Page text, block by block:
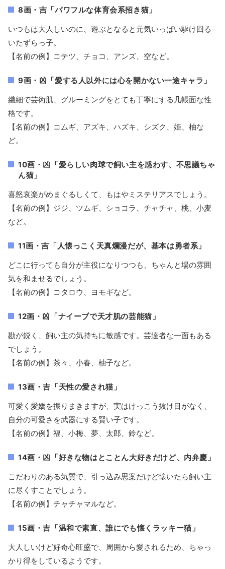
8画・吉「パワフルな体育会系招き猫」
いつもは大人しいのに、遊ぶとなると元気いっぱい駆け回る
いたずらっ子。
【名前の例】コテツ、チョコ、アンズ、空など。
9画・凶「愛する人以外には心を開かない一途キャラ」
繊細で芸術肌、グルーミングをとても丁寧にする几帳面な性
格です。
【名前の例】コムギ、アズキ、ハズキ、シズク、姫、柚な
ど。
10画・凶「愛らしい肉球で飼い主を惑わす、不思議ちゃ
ん猫」
喜怒哀楽がめまぐるしくて、もはやミステリアスでしょう。
【名前の例】ジジ、ツムギ、ショコラ、チャチャ、桃、小麦
など。
11画・吉「人懐っこく天真爛漫だが、基本は勇者系」
どこに行っても自分が主役になりつつも、ちゃんと場の雰囲
気を和ませるでしょう。
【名前の例】コタロウ、ヨモギなど。
12画・凶「ナイーブで天才肌の芸能猫」
勘が鋭く、飼い主の気持ちに敏感です。芸達者な一面もある
でしょう。
【名前の例】茶々、小春、柚子など。
13画・吉「天性の愛され猫」
可愛く愛嬌を振りまきますが、実はけっこう抜け目がなく、
自分の可愛さを武器にする賢い子です。
【名前の例】福、小梅、夢、太郎、鈴など。
14画・凶「好きな物はとことん大好きだけど、内弁慶」
こだわりのある気質で、引っ込み思案だけど懐いたら飼い主
に尽くすことでしょう。
【名前の例】チャチャマルなど。
15画・吉「温和で素直、誰にでも懐くラッキー猫」
大人しいけど好奇心旺盛で、周囲から愛されるため、ちゃっ
かり得をしているようです。